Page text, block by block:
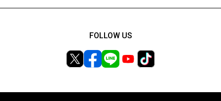
FOLLOW US